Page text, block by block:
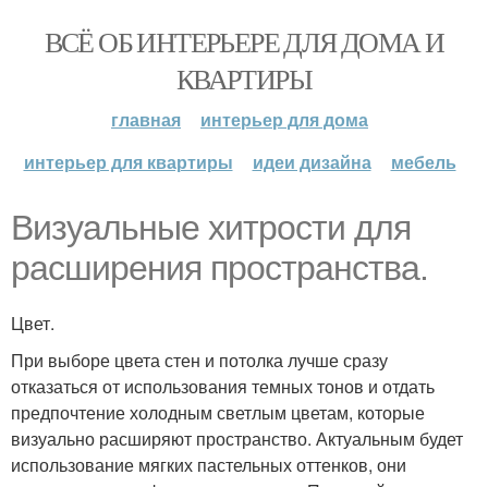
ВСЁ ОБ ИНТЕРЬЕРЕ ДЛЯ ДОМА И
КВАРТИРЫ
главная
интерьер для дома
интерьер для квартиры
идеи дизайна мебель
Визуальные хитрости для
расширения пространства.
Цвет.
При выборе цвета стен и потолка лучше сразу
отказаться от использования темных тонов и отдать
предпочтение холодным светлым цветам, которые
визуально расширяют пространство. Актуальным будет
использование мягких пастельных оттенков, они